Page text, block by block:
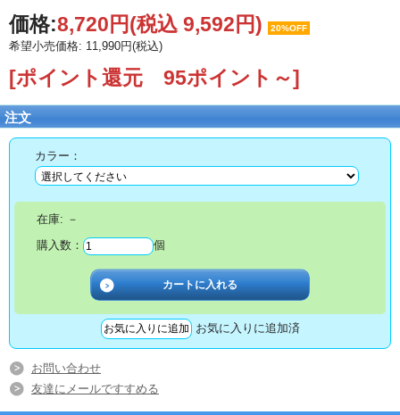
価格:8,720円(税込 9,592円) 20%OFF
希望小売価格: 11,990円(税込)
[ポイント還元 95ポイント～]
注文
カラー：
在庫: －
購入数：
個
お気に入りに追加済
お問い合わせ
友達にメールですすめる